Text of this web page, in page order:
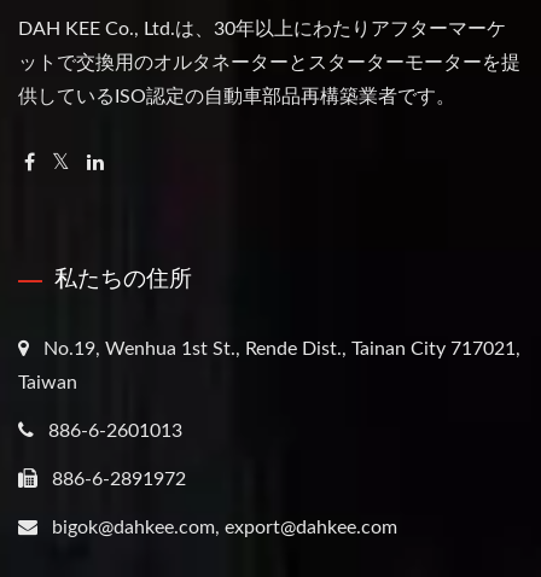
DAH KEE Co., Ltd.は、30年以上にわたりアフターマーケ
ットで交換用のオルタネーターとスターターモーターを提
供しているISO認定の自動車部品再構築業者です。
私たちの住所
No.19, Wenhua 1st St., Rende Dist., Tainan City 717021,
Taiwan
886-6-2601013
886-6-2891972
bigok@dahkee.com, export@dahkee.com